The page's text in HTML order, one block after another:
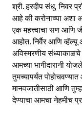
श्री. हरदीप संधू, निवर
आहे की करोनाच्या
एक महत्त्वाचा सण आणि
आहोत. निर्वैर आणि
अविस्मरणीय
आमच्या भागीदारानी
तुमच्यापर्यंत
मानवजातीसाठी आणि
देण्याचा आमचा नेहमीच